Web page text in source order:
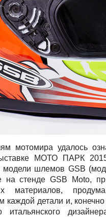
мотомира удалось
МОТО ПАРК
модели шлемов GSB
стенде GSB Moto,
материалов,
каждой детали и,
итальянского